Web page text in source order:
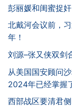
彭丽媛和闺蜜捉
北戴河会议前，
年！
刘源–张又侠双剑
从美国国安顾问
2024年已经掌握
西部战区要清君